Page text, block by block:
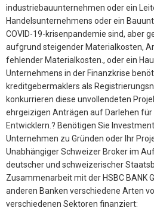
industriebauunternehmen oder ein
Handelsunternehmens oder ein
COVID-19-krisenpandemie sind, aber
aufgrund steigender Materialkosten,
fehlender Materialkosten., oder ein
Unternehmens in der Finanzkrise
kreditgebermaklers als
konkurrieren diese unvollendeten
ehrgeizigen Anträgen auf Darlehen
Entwicklern.? Benötigen Sie
Unternehmen zu Gründen oder Ihr
Unabhängiger Schweizer Broker im
deutscher und schweizerischer
Zusammenarbeit mit der HSBC BANK
anderen Banken verschiedene Arten
verschiedenen Sektoren finanziert: